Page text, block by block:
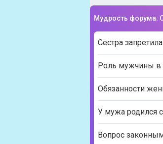
Мудрость форума:
Сестра
Роль мужчины в
Обязанности
У мужа родился
Вопрос